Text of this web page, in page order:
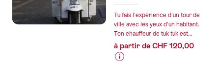
l’offre
"Transfert
privé
direct
de
Tu fais l'expérience d'un tour de
ville avec les yeux d'un habitant.
Ton chauffeur de tuk tuk est...
à partir de CHF 120,00